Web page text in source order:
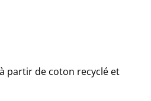
partir de coton recyclé et